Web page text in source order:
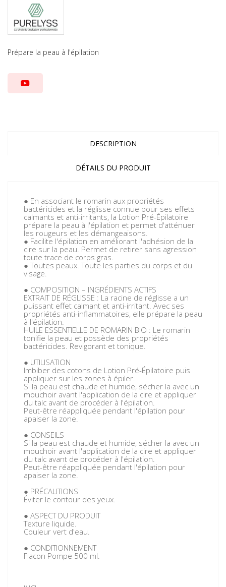
Prépare la peau à l'épilation
DESCRIPTION
DÉTAILS DU PRODUIT
● En associant le romarin aux propriétés
bactéricides et la réglisse connue pour ses effets
calmants et anti-irritants, la Lotion Pré-Épilatoire
prépare la peau à l'épilation et permet d'atténuer
les rougeurs et les démangeaisons.
● Facilite l'épilation en améliorant l'adhésion de la
cire sur la peau. Permet de retirer sans agression
toute trace de corps gras.
● Toutes peaux. Toute les parties du corps et du
visage.
● COMPOSITION – INGRÉDIENTS ACTIFS
EXTRAIT DE RÉGLISSE : La racine de réglisse a un
puissant effet calmant et anti-irritant. Avec ses
propriétés anti-inflammatoires, elle prépare la peau
à l'épilation.
HUILE ESSENTIELLE DE ROMARIN BIO : Le romarin
tonifie la peau et possède des propriétés
bactéricides. Revigorant et tonique.
● UTILISATION
Imbiber des cotons de Lotion Pré-Épilatoire puis
appliquer sur les zones à épiler.
Si la peau est chaude et humide, sécher la avec un
mouchoir avant l'application de la cire et appliquer
du talc avant de procéder à l'épilation.
Peut-être réappliquée pendant l'épilation pour
apaiser la zone.
● CONSEILS
Si la peau est chaude et humide, sécher la avec un
mouchoir avant l'application de la cire et appliquer
du talc avant de procéder à l'épilation.
Peut-être réappliquée pendant l'épilation pour
apaiser la zone.
● PRÉCAUTIONS
Éviter le contour des yeux.
● ASPECT DU PRODUIT
Texture liquide.
Couleur vert d'eau.
● CONDITIONNEMENT
Flacon Pompe 500 ml.